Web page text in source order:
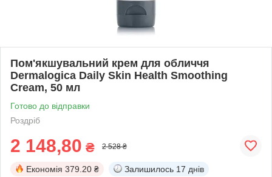
Пом'якшувальний крем для обличчя
Dermalogica Daily Skin Health Smoothing
Cream, 50 мл
Готово до відправки
Роздріб
2 148,80 ₴ 2 528 ₴
Економія 379.20 ₴ Залишилось 17 днів